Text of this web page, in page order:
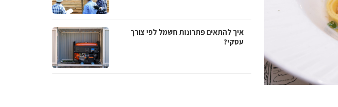
איך להתאים פתרונות חשמל לפי צורך
עסקי?